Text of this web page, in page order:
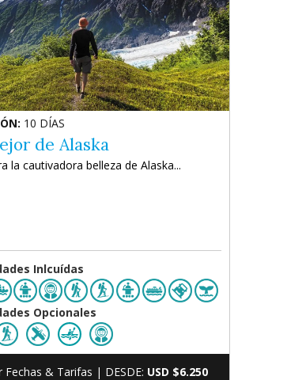
10 DÍAS
de Alaska
la cautivadora belleza de Alaska...
Inlcuídas
Opcionales
Fechas & Tarifas | DESDE: USD $6.250